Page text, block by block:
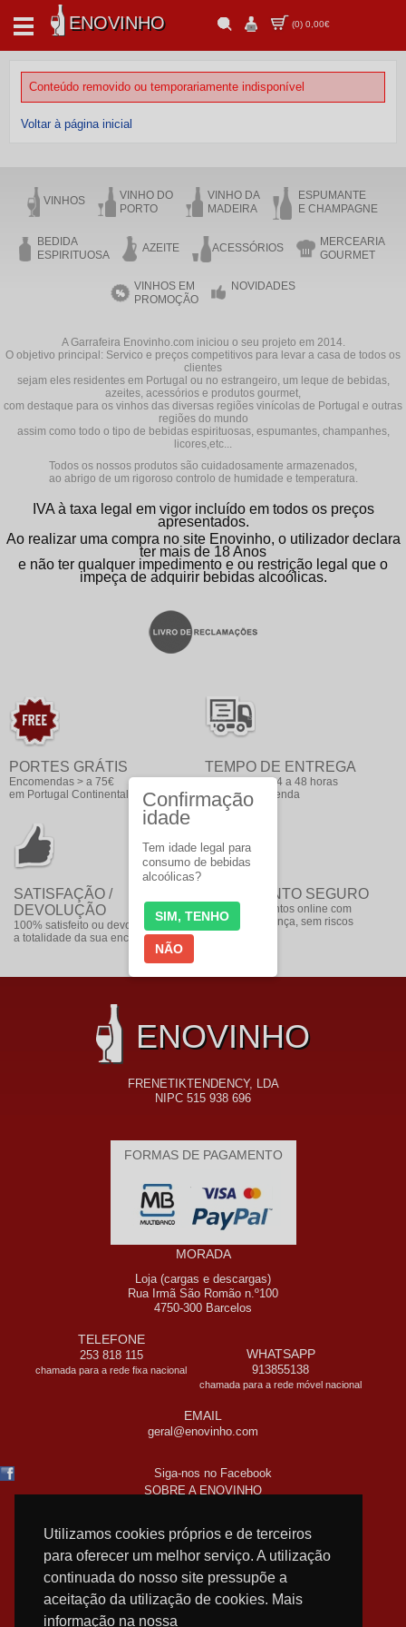
Utilizamos cookies próprios e de terceiros
para oferecer um melhor serviço. A utilização
continuada do nosso site pressupõe a
aceitação da utilização de cookies. Mais
informação na nossa
ENOVINHO (0) 0,00€
Conteúdo removido ou temporariamente indisponível
Voltar à página inicial
VINHOS
VINHO DO
PORTO
VINHO DA
MADEIRA
ESPUMANTE
E CHAMPAGNE
BEDIDA
ESPIRITUOSA
AZEITE ACESSÓRIOS
MERCEARIA
GOURMET
VINHOS EM
PROMOÇÃO
NOVIDADES
A Garrafeira Enovinho.com iniciou o seu projeto em 2014.
O objetivo principal: Servico e preços competitivos para levar a casa de todos os
clientes
sejam eles residentes em Portugal ou no estrangeiro, um leque de bebidas,
azeites, acessórios e produtos gourmet,
com destaque para os vinhos das diversas regiões vinícolas de Portugal e outras
regiões do mundo
assim como todo o tipo de bebidas espirituosas, espumantes, champanhes,
licores,etc...
Todos os nossos produtos são cuidadosamente armazenados,
ao abrigo de um rigoroso controlo de humidade e temperatura.
IVA à taxa legal em vigor incluído em todos os preços
apresentados.
Ao realizar uma compra no site Enovinho, o utilizador declara
ter mais de 18 Anos
e não ter qualquer impedimento e ou restrição legal que o
impeça de adquirir bebidas alcoólicas.
PORTES GRÁTIS
Encomendas > a 75€
em Portugal Continental
TEMPO DE ENTREGA
Entregas em 24 a 48 horas
após a encomenda
SATISFAÇÃO /
DEVOLUÇÃO
100% satisfeito ou devolvemos
a totalidade da sua encomenda
PAGAMENTO SEGURO
faça pagamentos online com
toda a segurança, sem riscos
ENOVINHO
FRENETIKTENDENCY, LDA
NIPC 515 938 696
FORMAS DE PAGAMENTO
MORADA
Loja (cargas e descargas)
Rua Irmã São Romão n.º100
4750-300 Barcelos
TELEFONE
253 818 115
chamada para a rede fixa nacional
WHATSAPP
913855138
chamada para a rede móvel nacional
EMAIL
geral@enovinho.com
Siga-nos no Facebook
SOBRE A ENOVINHO
PORTES DE ENVIO
FORMAS DE PAGAMENTO
PERGUNTAS FREQUENTES
COMO COMPRO ONLINE
TERMOS LEGAIS
Confirmação
idade
Tem idade legal para
consumo de bebidas
alcoólicas?
SIM, TENHO
NÃO